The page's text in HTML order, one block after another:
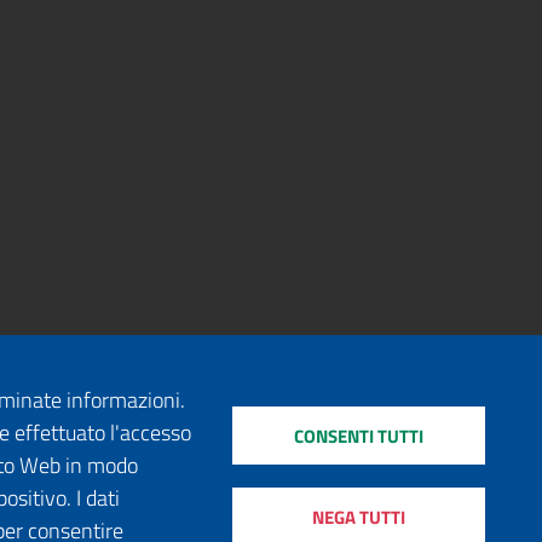
informazioni.
effettuato l'accesso
Web in modo
I dati
consentire
NEGA TUTTI
CONSENTI TUTTI